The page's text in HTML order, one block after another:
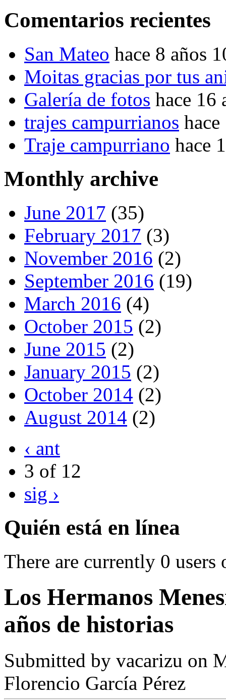
Comentarios recientes
San Mateo hace 8 años
Moitas gracias por tus
Galería de fotos hace 16
trajes campurrianos
Traje campurriano hace
Monthly archive
June 2017 (35)
February 2017 (3)
November 2016 (2)
September 2016 (19)
March 2016 (4)
October 2015 (2)
June 2015 (2)
January 2015 (2)
October 2014 (2)
August 2014 (2)
‹ ant
3 of 12
sig ›
Quién está en línea
There are currently 0 users
Los Hermanos
años de historias
Submitted by vacarizu on
Florencio García Pérez